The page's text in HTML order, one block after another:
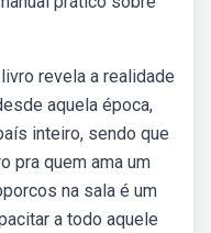
revela a realidade
aquela época,
inteiro, sendo que
pra quem ama um
na sala é um
a todo aquele